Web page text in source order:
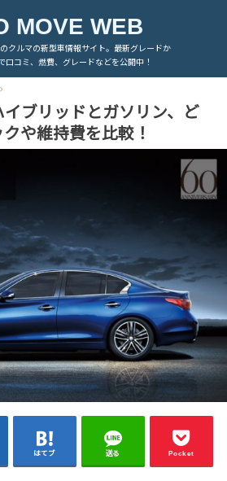
MOVE WEB
クルマの新型車情報サイト。最新グレードか
口コミ、燃費、グレードなどを公開中！
ブリッドとガソリン、ど
や維持費を比較！
はてブ 送る Pocket